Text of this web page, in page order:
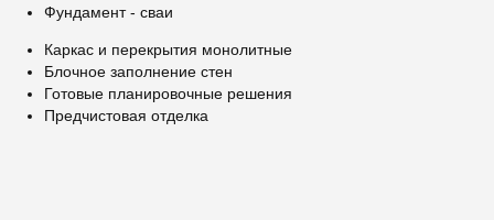
Фундамент - сваи
Каркас и перекрытия монолитные
Блочное заполнение стен
Готовые планировочные решения
Предчистовая отделка